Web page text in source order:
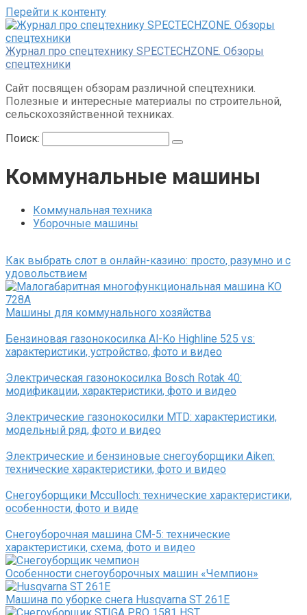
Перейти к контенту
Журнал про спецтехнику SPECTECHZONE. Обзоры
спецтехники
Сайт посвящен обзорам различной спецтехники.
Полезные и интересные материалы по строительной,
сельскохозяйственной техниках.
Поиск:
Коммунальные машины
Коммунальная техника
Уборочные машины
Как выбрать слот в онлайн-казино: просто, разумно и с
удовольствием
Машины для коммунального хозяйства
Бензиновая газонокосилка Al-Ko Highline 525 vs:
характеристики, устройство, фото и видео
Электрическая газонокосилка Bosch Rotak 40:
модификации, характеристики, фото и видео
Электрические газонокосилки MTD: характеристики,
модельный ряд, фото и видео
Электрические и бензиновые снегоуборщики Aiken:
технические характеристики, фото и видео
Снегоуборщики Mcculloch: технические характеристики,
особенности, фото и виде
Снегоуборочная машина СМ-5: технические
характеристики, схема, фото и видео
Особенности снегоуборочных машин «Чемпион»
Машина по уборке снега Husqvarna ST 261E